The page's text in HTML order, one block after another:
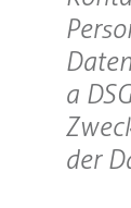
a
der